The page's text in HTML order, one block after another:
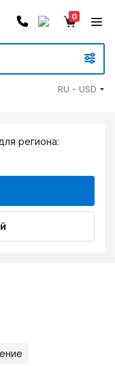
0
RU - USD
региона: